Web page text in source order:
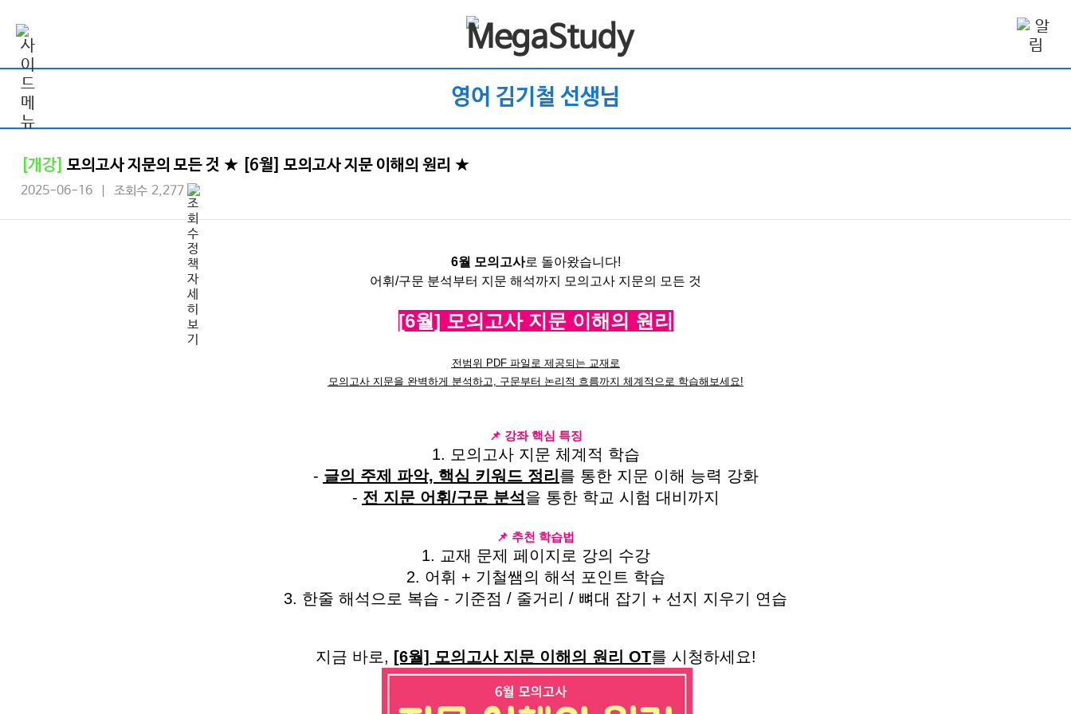
영어 김기철 선생님
[개강] 모의고사 지문의 모든 것 ★ [6월] 모의고사 지문 이해의 원리 ★
2025-06-16 | 조회수 2,277
6월 모의고사로 돌아왔습니다!
어휘/구문 분석부터 지문 해석까지 모의고사 지문의 모든 것
[6월] 모의고사 지문 이해의 원리
전범위 PDF 파일로 제공되는 교재로
모의고사 지문을 완벽하게 분석하고, 구문부터 논리적 흐름까지 체계적으로 학습해보세요!
📌 강좌 핵심 특징
1. 모의고사 지문 체계적 학습
- 글의 주제 파악, 핵심 키워드 정리 를 통한 지문 이해 능력 강화
- 전 지문 어휘/구문 분석을 통한 학교 시험 대비까지
📌 추천 학습법
1. 교재 문제 페이지로 강의 수강
2. 어휘 + 기철쌤의 해석 포인트 학습
3. 한줄 해석으로 복습 - 기준점 / 줄거리 / 뼈대 잡기 + 선지 지우기 연습
지금 바로, [6월] 모의고사 지문 이해의 원리 OT를 시청하세요!